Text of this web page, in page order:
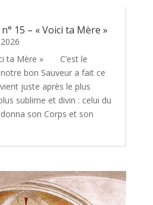
15 – « Voici ta Mère »
ta Mère » C’est le
bon Sauveur a fait ce
juste après le plus
sublime et divin : celui du
donna son Corps et son